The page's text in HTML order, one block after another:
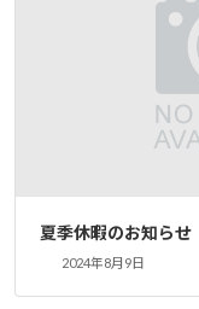
夏季休暇のお知らせ
2024年8月9日